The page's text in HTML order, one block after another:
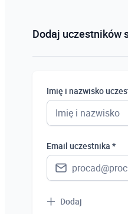
Dodaj uczestników
Imię i nazwisko
Email uczestnika *
Dodaj
Uczeń
Bezrobotny